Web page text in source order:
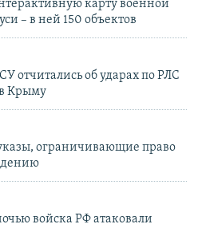
карту военной
– в ней 150 объектов
отчитались об ударах по РЛС
Крыму
ограничивающие право
войска РФ атаковали